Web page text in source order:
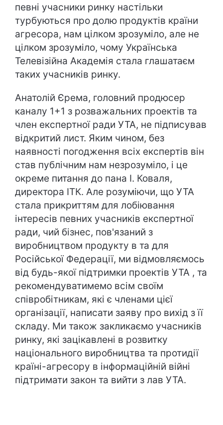
певні учасники ринку настільки
турбуються про долю продуктів країни
агресора, нам цілком зрозуміло, але не
цілком зрозуміло, чому Українська
Телевізійна Академія стала глашатаєм
таких учасників ринку.
Анатолій Єрема, головний продюсер
каналу 1+1 з розважальних проектів та
член експертної ради УТА, не підписував
відкритий лист. Яким чином, без
наявності погодження всіх експертів він
став публічним нам незрозуміло, і це
окреме питання до пана І. Коваля,
директора ІТК. Але розуміючи, що УТА
стала прикриттям для лобіювання
інтересів певних учасників експертної
ради, чий бізнес, пов'язаний з
виробництвом продукту в та для
Російської Федерації, ми відмовляємось
від будь-якої підтримки проектів УТА , та
рекомендуватимемо всім своїм
співробітникам, які є членами цієї
організації, написати заяву про вихід з її
складу. Ми також закликаємо учасників
ринку, які зацікавлені в розвитку
національного виробництва та протидії
країні-агресору в інформаційній війні
підтримати закон та вийти з лав УТА.